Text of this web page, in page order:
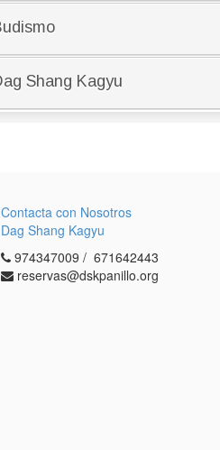
Contacta con Nosotros
Dag Shang Kagyu
974347009 / 671642443
reservas@dskpanillo.org